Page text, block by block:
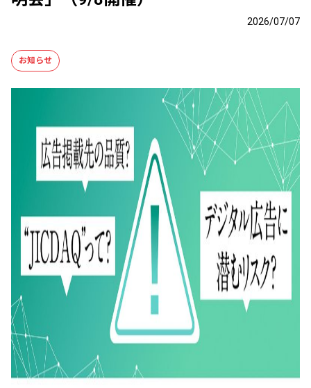
2026/07/07
お知らせ